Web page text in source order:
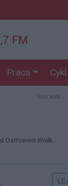
Praca
REKLAMA
Ostrowem Wielk...